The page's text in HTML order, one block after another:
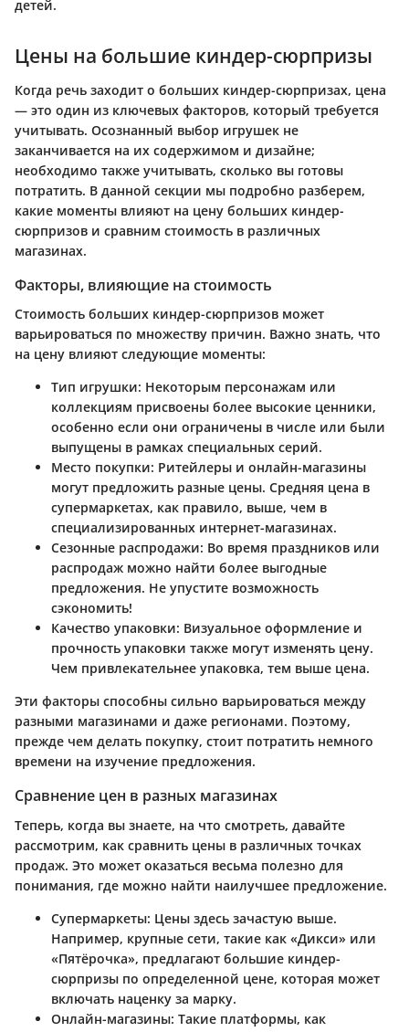
детей.
Цены на большие киндер-сюрпризы
Когда речь заходит о больших киндер-сюрпризах, цена
— это один из ключевых факторов, который требуется
учитывать. Осознанный выбор игрушек не
заканчивается на их содержимом и дизайне;
необходимо также учитывать, сколько вы готовы
потратить. В данной секции мы подробно разберем,
какие моменты влияют на цену больших киндер-
сюрпризов и сравним стоимость в различных
магазинах.
Факторы, влияющие на стоимость
Стоимость больших киндер-сюрпризов может
варьироваться по множеству причин. Важно знать, что
на цену влияют следующие моменты:
Тип игрушки: Некоторым персонажам или
коллекциям присвоены более высокие ценники,
особенно если они ограничены в числе или были
выпущены в рамках специальных серий.
Место покупки: Ритейлеры и онлайн-магазины
могут предложить разные цены. Средняя цена в
супермаркетах, как правило, выше, чем в
специализированных интернет-магазинах.
Сезонные распродажи: Во время праздников или
распродаж можно найти более выгодные
предложения. Не упустите возможность
сэкономить!
Качество упаковки: Визуальное оформление и
прочность упаковки также могут изменять цену.
Чем привлекательнее упаковка, тем выше цена.
Эти факторы способны сильно варьироваться между
разными магазинами и даже регионами. Поэтому,
прежде чем делать покупку, стоит потратить немного
времени на изучение предложения.
Сравнение цен в разных магазинах
Теперь, когда вы знаете, на что смотреть, давайте
рассмотрим, как сравнить цены в различных точках
продаж. Это может оказаться весьма полезно для
понимания, где можно найти наилучшее предложение.
Супермаркеты: Цены здесь зачастую выше.
Например, крупные сети, такие как «Дикси» или
«Пятёрочка», предлагают большие киндер-
сюрпризы по определенной цене, которая может
включать наценку за марку.
Онлайн-магазины: Такие платформы, как